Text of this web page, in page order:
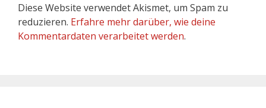
Diese Website verwendet Akismet, um Spam zu
reduzieren. Erfahre mehr darüber, wie deine
Kommentardaten verarbeitet werden.